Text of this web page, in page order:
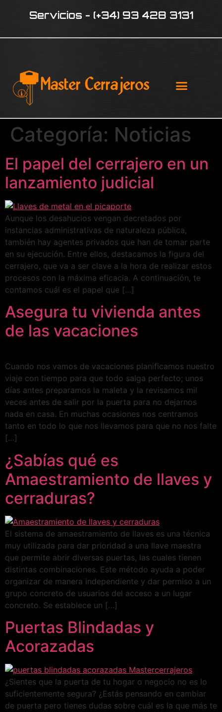
Servicios - (+34) 93 428 3131
Categoría: Noticias
El papel del cerrajero en un
lanzamiento judicial
Aunque los desahucios vengan decretados por
instancias administrativas de naturaleza pública,
también hay agentes privados que han de tomar parte
en su ejecución. Entre ellos, destacamos la figura del
cerrajero, que va a ser clave a la hora de realizar estos
procesos con la máxima eficacia. A continuación, te
contamos cuál es el papel que […]
Asegura tu vivienda antes
de las vacaciones
Cuando nos vamos de vacaciones planificamos nuestro
viaje con tiempo para que todo salga perfecto; unos
días antes preparamos la maleta y la revisamos mil
veces antes de salir por la puerta para no dejarnos
nada en casa. En muchas ocasiones nos centramos
tanto en todo lo que nos llevamos para que no nos falte
[…]
¿Sabías qué es
Amaestramiento de llaves y
cerraduras?
El sistema de amaestramiento de llaves es una técnica
muy utilizada para dar prioridad a una llave maestra
que permite abrir diversas puertas, las cuales tienen
distintas combinaciones. Este método ayuda a poder
organizar de manera independiente y dar permiso a un
grupo concreto de usuarios del acceso a un lugar
concreto. Se establece un […]
Puertas Blindadas y
Acorazadas
¿Sientes que la puerta de tu hogar o negocio no es lo
suficientemente segura? ¿Estás pensando en cambiar
de puerta pero tienes dudas sobre cuál es la que más te